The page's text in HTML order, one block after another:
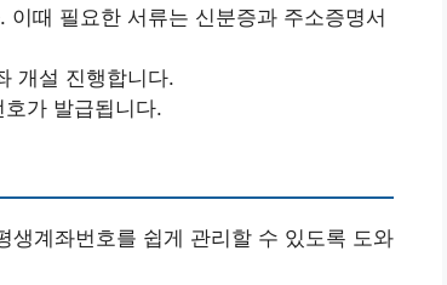
때 필요한 서류는 신분증과 주소증명서
개설 진행합니다.
가 발급됩니다.
생계좌번호를 쉽게 관리할 수 있도록 도와